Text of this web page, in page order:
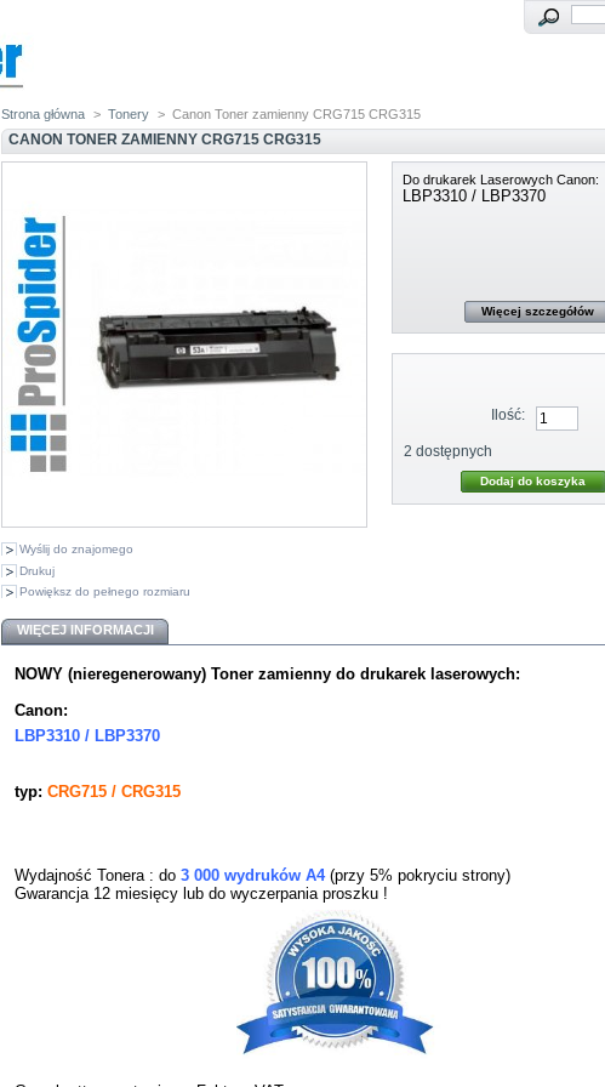
Strona główna > Tonery > Canon Toner zamienny CRG715 CRG315
CANON TONER ZAMIENNY CRG715 CRG315
Wyślij do znajomego
Drukuj
Powiększ do pełnego rozmiaru
Do drukarek Laserowych Canon:
LBP3310 / LBP3370
Więcej szczegółów
Ilość:
2 dostępnych
WIĘCEJ INFORMACJI
NOWY (nieregenerowany) Toner zamienny do drukarek laserowych:
Canon:
LBP3310 / LBP3370
typ: CRG715 / CRG315
Wydajność Tonera : do 3 000 wydruków A4(przy 5% pokryciu strony)
Gwarancja 12 miesięcy lub do wyczerpania proszku !